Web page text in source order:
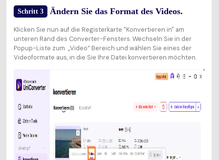
Schritt 3 Ändern Sie das Format des Videos.
Klicken Sie nun auf die Registerkarte "Konvertieren in" am
unteren Rand des Converter-Fensters. Wechseln Sie in der
Popup-Liste zum „Video“ Bereich und wählen Sie eines der
Videoformate aus, in die Sie Ihre Datei konvertieren möchten.